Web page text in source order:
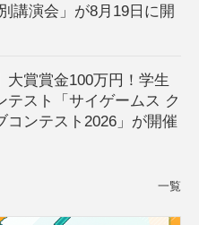
講演会」が8月19日に開
大賞賞金100万円！学生
テスト「サイゲームス ク
コンテスト2026」が開催
一覧